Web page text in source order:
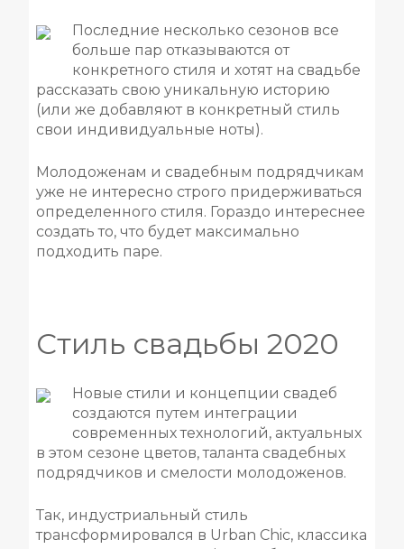
Последние несколько сезонов все
больше пар отказываются от
конкретного стиля и хотят на свадьбе
рассказать свою уникальную историю
(или же добавляют в конкретный стиль
свои индивидуальные ноты).
Молодоженам и свадебным подрядчикам
уже не интересно строго придерживаться
определенного стиля. Гораздо интереснее
создать то, что будет максимально
подходить паре.
Стиль свадьбы 2020
Новые стили и концепции свадеб
создаются путем интеграции
современных технологий, актуальных
в этом сезоне цветов, таланта свадебных
подрядчиков и смелости молодоженов.
Так, индустриальный стиль
трансформировался в Urban Chic, классика